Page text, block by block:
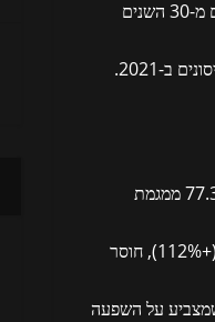
: השימוש ב-DFT כדי לזהות שינויים משמעותיים במגמות תמותה לעומת בסיסי נתונים יציבים מ-30 השנים
ב-2021.
: המחקר מצא 17,975 מקרי תמותה עודפים בקרב ילדים בני 0-4, המהווים סטייה של 77.3% ממגמת
: התמותה העודפת התפלגה על פני קטגוריות שונות, כמו בעיות כליות (+135%), מנינגיטיס (+112%), חוסר
על השפעה